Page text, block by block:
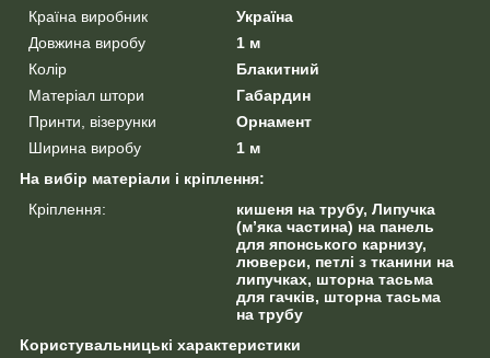
Країна виробник
Україна
Довжина виробу
1 м
Колір
Блакитний
Матеріал штори
Габардин
Принти, візерунки
Орнамент
Ширина виробу
1 м
На вибір матеріали і кріплення:
Кріплення:
кишеня на трубу, Липучка
(м’яка частина) на панель
для японського карнизу,
люверси, петлі з тканини на
липучках, шторна тасьма
для гачків, шторна тасьма
на трубу
Користувальницькі характеристики